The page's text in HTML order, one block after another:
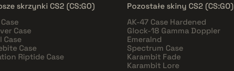
skrzynki CS2 (CS:GO)
Case
Case
Case
Riptide Case
Pozostałe skiny CS2 (CS:GO)
AK-47 Case Hardened
Glock-18 Gamma Doppler
Emeralnd
Spectrum Case
Karambit Fade
Karambit Lore